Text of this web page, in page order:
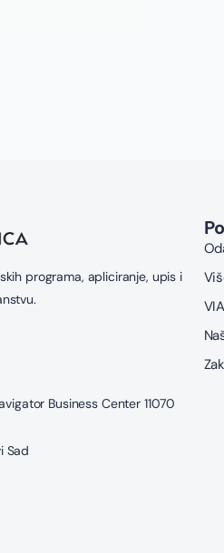
programa, apliciranje, upis i
Business Center 11070
Sad